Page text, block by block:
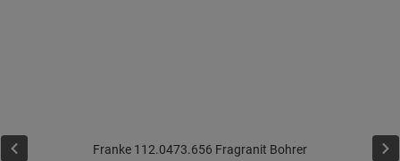
Franke 112.0473.656 Fragranit Bohrer